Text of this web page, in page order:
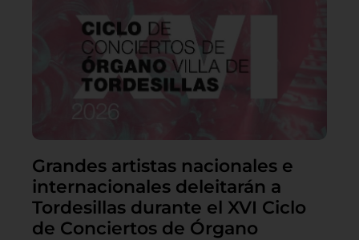
Grandes artistas nacionales e
internacionales deleitarán a
Tordesillas durante el XVI Ciclo
de Conciertos de Órgano